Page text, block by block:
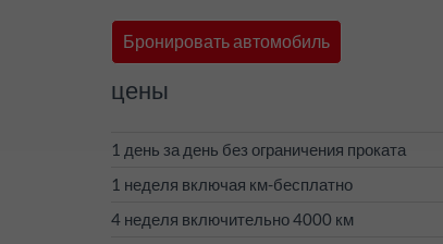
Бронировать автомобиль
цены
1 день за день без ограничения проката
1 неделя включая км-бесплатно
4 неделя включительно 4000 км